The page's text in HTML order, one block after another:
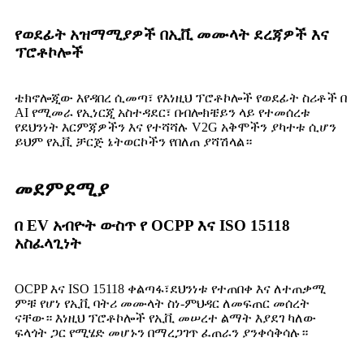
የወደፊት አዝማሚያዎች በኢቪ መሙላት ደረጃዎች እና
ፕሮቶኮሎች
ቴክኖሎጂው እየዳበረ ሲመጣ፣ የእነዚህ ፕሮቶኮሎች የወደፊት ስሪቶች በ
AI የሚመራ የኢነርጂ አስተዳደር፣ በብሎክቼይን ላይ የተመሰረቱ
የደህንነት እርምጃዎችን እና የተሻሻሉ V2G አቅሞችን ያካተቱ ሲሆን
ይህም የኢቪ ቻርጅ ኔትወርኮችን የበለጠ ያሻሽላል።
መደምደሚያ
በ EV አብዮት ውስጥ የ OCPP እና ISO 15118
አስፈላጊነት
OCPP እና ISO 15118 ቀልጣፋ፣ደህንነቱ የተጠበቀ እና ለተጠቃሚ
ምቹ የሆነ የኢቪ ባትሪ መሙላት ስነ-ምህዳር ለመፍጠር መሰረት
ናቸው። እነዚህ ፕሮቶኮሎች የኢቪ መሠረተ ልማት እያደገ ካለው
ፍላጎት ጋር የሚሄድ መሆኑን በማረጋገጥ ፈጠራን ያንቀሳቅሳሉ።